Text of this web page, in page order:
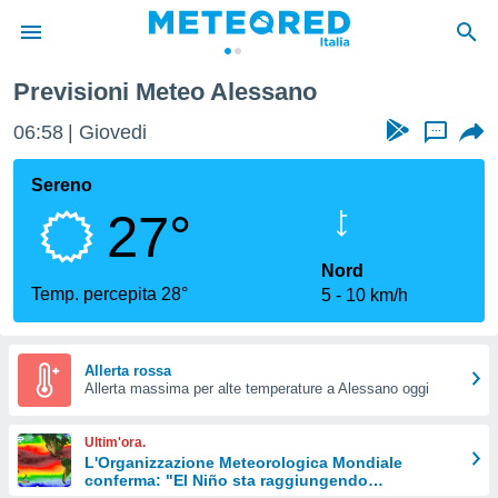
di
per
le
di
Web
le
Previsioni Meteo Alessano
06:58 Giovedi ...
Sereno
27°
Temp. percepita 28°
Nord
5
10 km/h
Allerta rossa
Allerta massima per alte temperature a Alessano oggi
Ultim'ora.
L'Organizzazione Meteorologica Mondiale
conferma: "El Niño sta raggiungendo